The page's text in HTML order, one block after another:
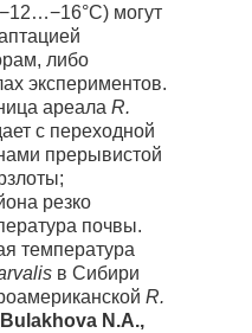
могут
либо
экспериментов.
ареала R.
с переходной
прерывистой
резко
почвы.
температура
в Сибири
R.
N.A.,